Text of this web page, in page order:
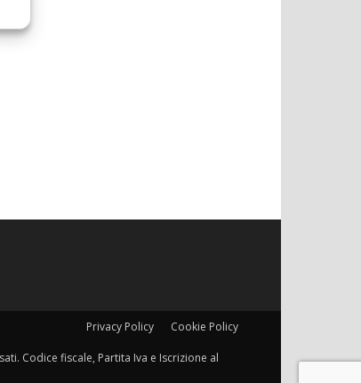
Privacy Policy Cookie Policy
Codice fiscale, Partita Iva e Iscrizione al